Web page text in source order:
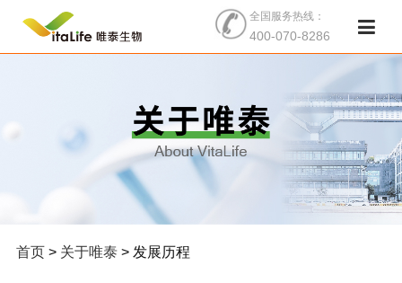
全国服务热线：
400-070-8286
首页> 关于唯泰> 发展历程